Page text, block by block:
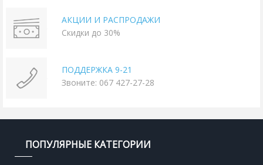
АКЦИИ И РАСПРОДАЖИ
Скидки до 30%
ПОДДЕРЖКА 9-21
Звоните: 067 427-27-28
ПОПУЛЯРНЫЕ КАТЕГОРИИ